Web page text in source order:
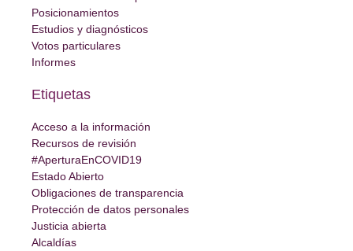
Posicionamientos
Estudios y diagnósticos
Votos particulares
Informes
Etiquetas
Acceso a la información
Recursos de revisión
#AperturaEnCOVID19
Estado Abierto
Obligaciones de transparencia
Protección de datos personales
Justicia abierta
Alcaldías